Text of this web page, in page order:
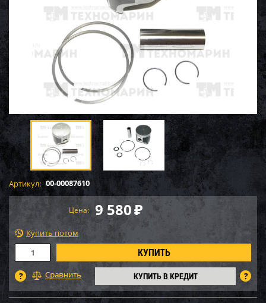
Артикул: 00-00087610
Цена: 9 580₽
Купить потом
КУПИТЬ В КРЕДИТ